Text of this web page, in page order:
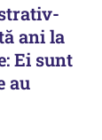
ani la
Ei sunt
au